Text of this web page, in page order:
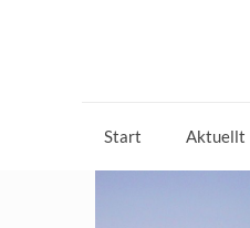
Start Aktuellt